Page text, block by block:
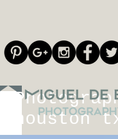
houston